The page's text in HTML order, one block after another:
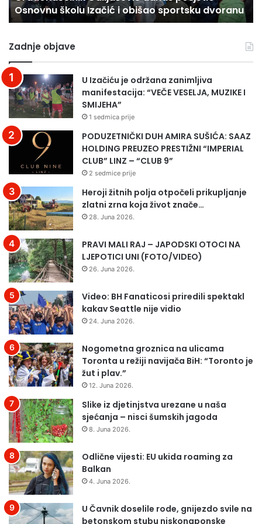
kada
je
najteže,
stojimo
uz
vas”
je bilo najteže, mi večeras stojimo uz vas”
Zadnje objave
U Izačiću je održana zanimljiva
manifestacija: “VEČE VESELJA, MUZIKE I
SMIJEHA”
1 sedmica prije
PODUZETNIČKI DUH AMIRA SUŠIĆA: SAAZ
HOLDING PREUZEO PRESTIŽNI “IMPERIAL
CLUB” LINZ – “CLUB 9”
2 sedmice prije
Heroji žitnih polja otpočeli prikupljanje
zlatni zrna koja život znače…
28. Juna 2026.
PRAVI MALI RAJ – JAPODSKI OTOCI NA
LJEPOTICI UNI (FOTO/VIDEO)
26. Juna 2026.
Video: BH Fanaticosi priredili spektakl
kakav Seattle nije vidio
24. Juna 2026.
Nogometna groznica na ulicama
Toronta u režiji navijača BiH: “Toronto je
žut i plav.”
12. Juna 2026.
Slike iz djetinjstva urezane u naša
sjećanja – nisci šumskih jagoda
8. Juna 2026.
Odlične vijesti: EU ukida roaming za
Balkan
4. Juna 2026.
U Čavnik doselile rode, gnijezdo svile na
betonskom stubu niskonaponske